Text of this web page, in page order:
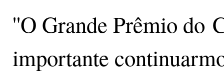
''O Grande Prêmio do
importante